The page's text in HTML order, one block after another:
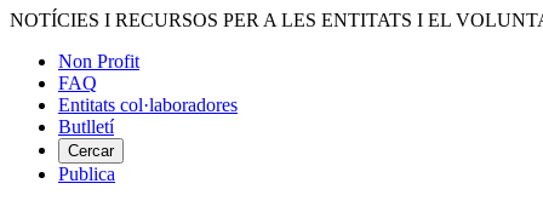
Vés
contingut
NOTÍCIES I RECURSOS PER A LES ENTITATS I EL
Menú
del
compte
d'usuari
Non Profit
FAQ
Entitats col·laboradores
Butlletí
Cercar
Publica